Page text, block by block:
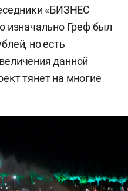
«БИЗНЕС
изначально Греф был
но есть
данной
тянет на многие